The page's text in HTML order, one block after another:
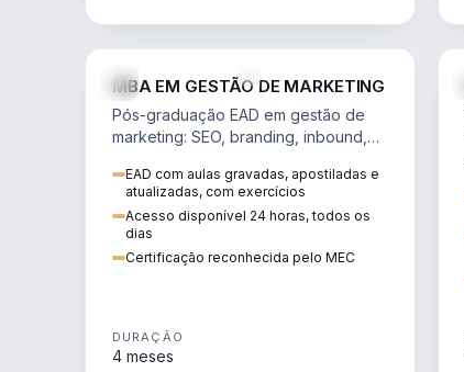
MBA EM GESTÃO DE MARKETING
Pós-graduação EAD em gestão de
marketing: SEO, branding, inbound,
decisões orientadas por dados.
EAD com aulas gravadas, apostiladas e
atualizadas, com exercícios
Acesso disponível 24 horas, todos os
dias
Certificação reconhecida pelo MEC
DURAÇÃO
4 meses